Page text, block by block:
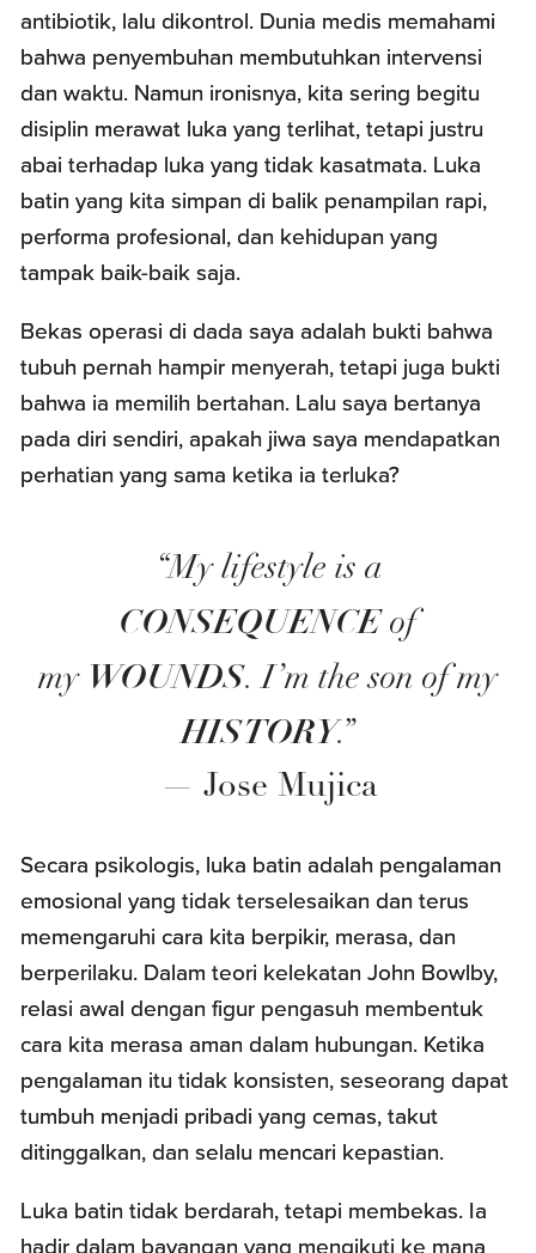
antibiotik, lalu dikontrol. Dunia medis memahami
bahwa penyembuhan membutuhkan intervensi
dan waktu. Namun ironisnya, kita sering begitu
disiplin merawat luka yang terlihat, tetapi justru
abai terhadap luka yang tidak kasatmata. Luka
batin yang kita simpan di balik penampilan rapi,
performa profesional, dan kehidupan yang
tampak baik-baik saja.
Bekas operasi di dada saya adalah bukti bahwa
tubuh pernah hampir menyerah, tetapi juga bukti
bahwa ia memilih bertahan. Lalu saya bertanya
pada diri sendiri, apakah jiwa saya mendapatkan
perhatian yang sama ketika ia terluka?
“My lifestyle is a
CONSEQUENCE of
my WOUNDS. I’m the son of my
HISTORY.”
— Jose Mujica
Secara psikologis, luka batin adalah pengalaman
emosional yang tidak terselesaikan dan terus
memengaruhi cara kita berpikir, merasa, dan
berperilaku. Dalam teori kelekatan John Bowlby,
relasi awal dengan figur pengasuh membentuk
cara kita merasa aman dalam hubungan. Ketika
pengalaman itu tidak konsisten, seseorang dapat
tumbuh menjadi pribadi yang cemas, takut
ditinggalkan, dan selalu mencari kepastian.
Luka batin tidak berdarah, tetapi membekas. Ia
hadir dalam bayangan yang mengikuti ke mana